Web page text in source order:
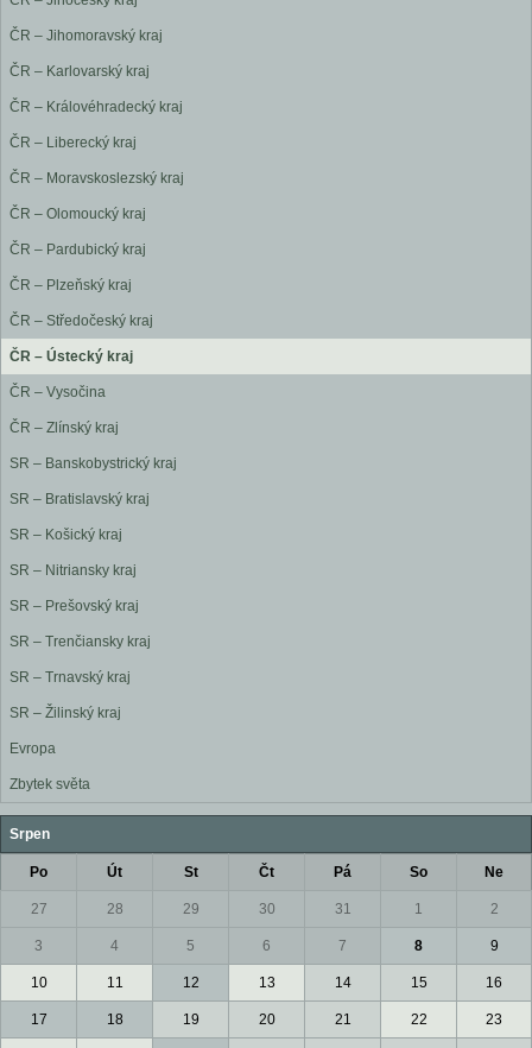
ČR – Jihomoravský kraj
ČR – Karlovarský kraj
ČR – Královéhradecký kraj
ČR – Liberecký kraj
ČR – Moravskoslezský kraj
ČR – Olomoucký kraj
ČR – Pardubický kraj
ČR – Plzeňský kraj
ČR – Středočeský kraj
ČR – Ústecký kraj
ČR – Vysočina
ČR – Zlínský kraj
SR – Banskobystrický kraj
SR – Bratislavský kraj
SR – Košický kraj
SR – Nitriansky kraj
SR – Prešovský kraj
SR – Trenčiansky kraj
SR – Trnavský kraj
SR – Žilinský kraj
Evropa
Zbytek světa
Srpen
Po Út St Čt Pá So Ne
27 28 29 30 31 1 2
3 4 5 6 7 8 9
10 11 12 13 14 15 16
17 18 19 20 21 22 23